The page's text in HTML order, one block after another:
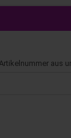
aus